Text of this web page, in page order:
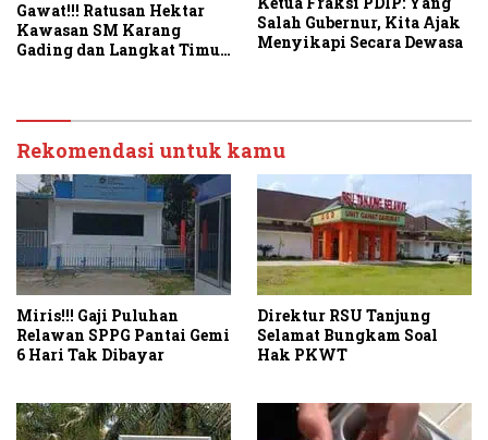
Gawat!!! Ratusan Hektar
Kawasan SM Karang
Gading dan Langkat Timur
Salah Gubernur, Kita Ajak
Menyikapi Secara Dewasa
Rekomendasi untuk kamu
Miris!!! Gaji Puluhan
Relawan SPPG Pantai Gemi
6 Hari Tak Dibayar
Direktur RSU Tanjung
Selamat Bungkam Soal
Hak PKWT